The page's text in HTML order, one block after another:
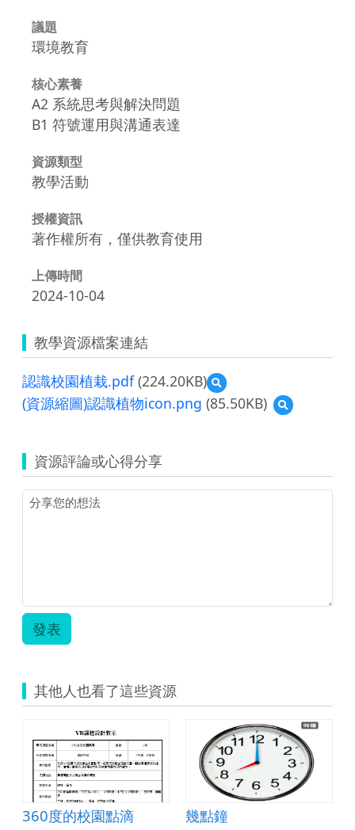
議題
環境教育
核心素養
A2 系統思考與解決問題
B1 符號運用與溝通表達
資源類型
教學活動
授權資訊
著作權所有，僅供教育使用
上傳時間
2024-10-04
教學資源檔案連結
認識校園植栽.pdf(224.20KB)
預
覽
認
栽.pdf
(資源縮圖)認識植物icon.png (85.50KB)
預
覽
圖)
認
資源評論或心得分享
發表
其他人也看了這些資源
360度的校園點滴 幾點鐘